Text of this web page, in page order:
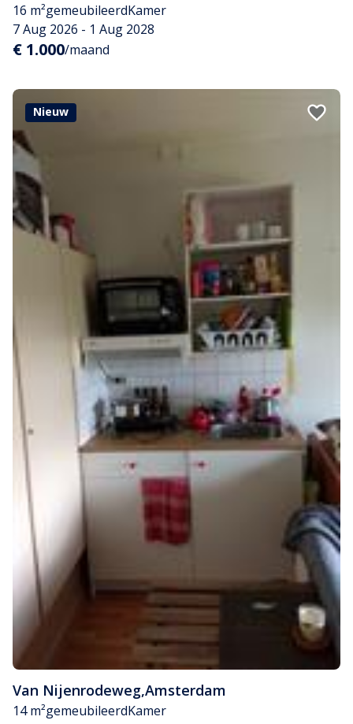
16 m²gemeubileerdKamer
7 Aug 2026 - 1 Aug 2028
€ 1.000/maand
Nieuw
Van Nijenrodeweg,Amsterdam
14 m²gemeubileerdKamer